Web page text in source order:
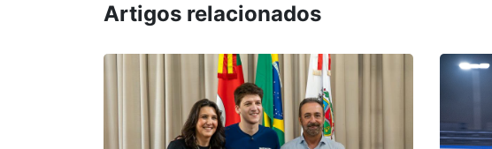
Artigos relacionados